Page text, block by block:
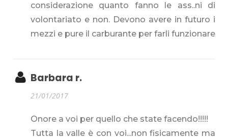
considerazione quanto fanno le ass..ni di
volontariato e non. Devono avere in futuro i
mezzi e pure il carburante per farli funzionare
Barbara r.
21/01/2017
Onore a voi per quello che state facendo!!!!!
Tutta la valle è con voi...non fisicamente ma